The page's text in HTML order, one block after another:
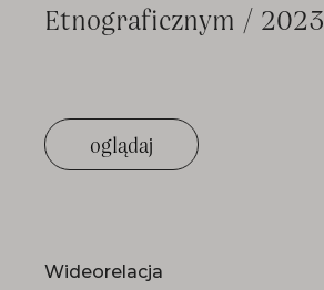
Etnograficznym / 2023
oglądaj
Wideorelacja